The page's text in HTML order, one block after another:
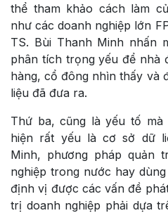
thể tham khảo cách làm
như các doanh nghiệp lớn
TS. Bùi Thanh Minh nhấn
phân tích trọng yếu để nhà
hàng, cổ đông nhìn thấy và
liệu đã đưa ra.
Thứ ba, cũng là yếu tố mà
hiện rất yếu là cơ sở dữ
Minh, phương pháp quản
nghiệp trong nước hay
định vị được các vấn đề
trị doanh nghiệp phải dựa